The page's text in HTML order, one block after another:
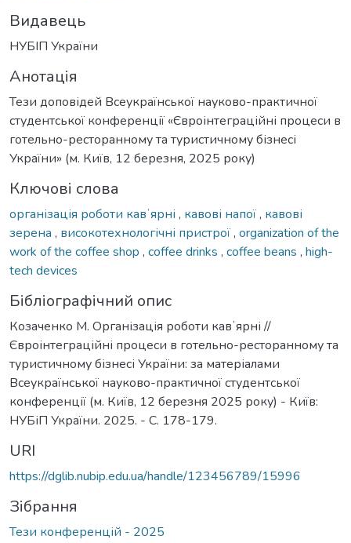
Видавець
НУБІП України
Анотація
Тези доповідей Всеукраїнської науково-практичної
студентської конференції «Євроінтеграційні процеси в
готельно-ресторанному та туристичному бізнесі
України» (м. Київ, 12 березня, 2025 року)
Ключові слова
організація роботи кавʼярні , кавові напої, кавові
зерена , високотехнологічні пристрої, organization of the
work of the coffee shop , coffee drinks , coffee beans , high-
tech devices
Бібліографічний опис
Козаченко М. Організація роботи кавʼярні //
Євроінтеграційні процеси в готельно-ресторанному та
туристичному бізнесі України: за матеріалами
Всеукраїнської науково-практичної студентської
конференції (м. Київ, 12 березня 2025 року) - Київ:
НУБіП України. 2025. - С. 178-179.
URI
https://dglib.nubip.edu.ua/handle/123456789/15996
Зібрання
Тези конференцій - 2025